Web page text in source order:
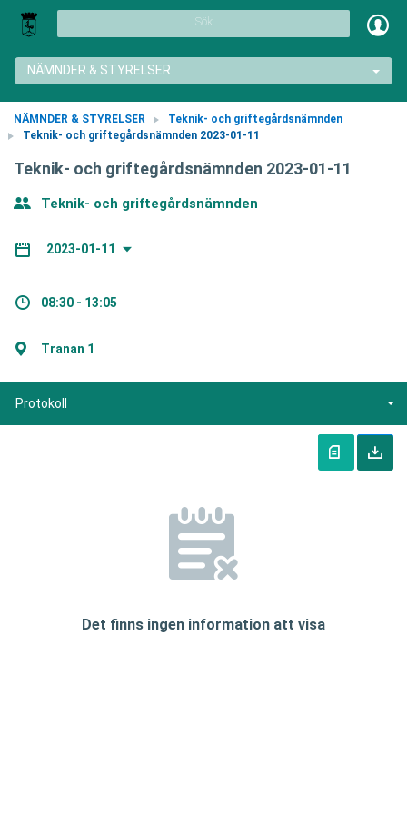
Sök
NÄMNDER & STYRELSER
NÄMNDER & STYRELSER
Teknik- och griftegårdsnämnden
Teknik- och griftegårdsnämnden 2023-01-11
Teknik- och griftegårdsnämnden 2023-01-11
Teknik- och griftegårdsnämnden
2023-01-11
08:30 - 13:05
Tranan 1
Protokoll
Det finns ingen information att visa